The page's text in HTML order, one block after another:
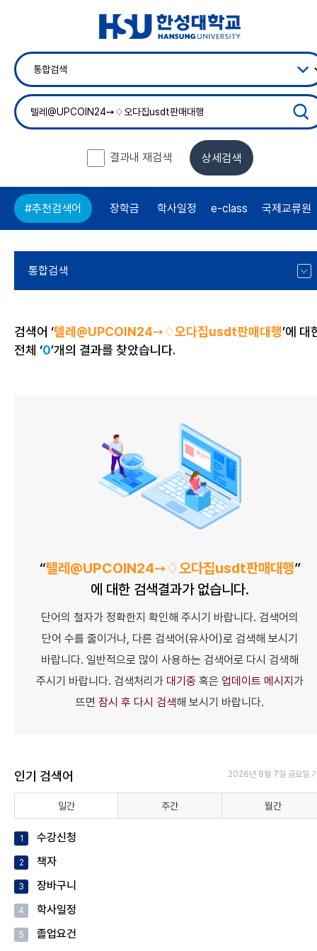
상세검색
결과내 재검색
#추천검색어 장학금 학사일정 e-class 국제교류원
통합검색
메뉴검색
교직원
검색어 ‘텔레@UPCOIN24➙♢오다집usdt판매대행’에 대
전체 ‘0’개의 결과를 찾았습니다.
“텔레@UPCOIN24➙♢오다집usdt판매대행”
에 대한 검색결과가 없습니다.
단어의 철자가 정확한지 확인해 주시기 바랍니다. 검색어의
단어 수를 줄이거나, 다른 검색어(유사어)로 검색해 보시기
바랍니다. 일반적으로 많이 사용하는 검색어로 다시 검색해
주시기 바랍니다. 검색처리가 대기중 혹은 업데이트 메시지가
뜨면 잠시 후 다시 검색해 보시기 바랍니다.
인기 검색어 2026년 8월 7일 금요일
일간 주간 월간
1 수강신청
2 책자
3 장바구니
4 학사일정
5 졸업요건